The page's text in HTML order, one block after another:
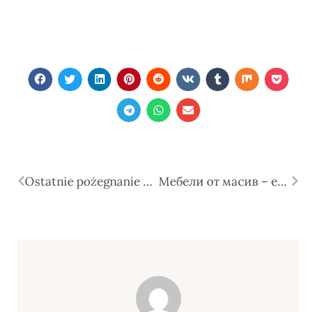
Ostatnie pożegnanie – znaczenie chwili rozstania Мебели от масив – естествена красота, здравина и дълготрайност за вашия дом